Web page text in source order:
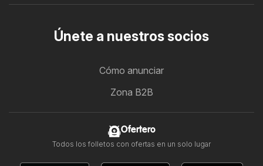
Únete a nuestros socios
Cómo anunciar
Zona B2B
Ofertero
Todos los folletos con ofertas en un solo lugar